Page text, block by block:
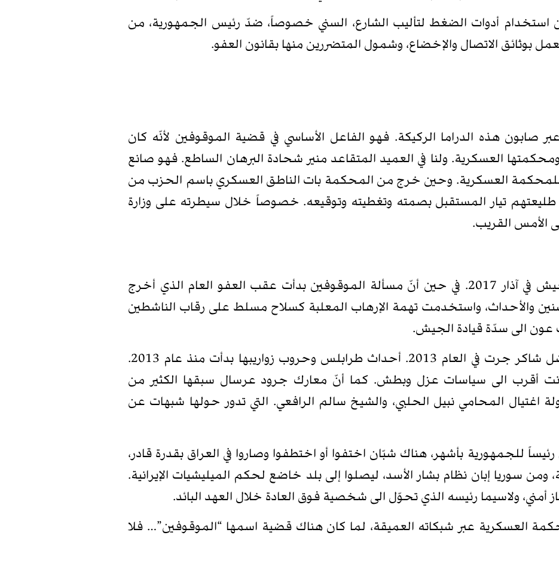
أدوات الضغط لتأليب الشارع، السني خصوصاً، ضدّ رئيس الجمهورية، من
بوثائق الاتصال والإخضاع، وشمول المتضررين منها بقانون العفو.
هذه الدراما الركيكة. فهو الفاعل الأساسي في قضية الموقوفين لأنّه كان
العسكرية. ولنا في العميد المتقاعد منير شحادة البرهان الساطع. فهو صانع
للمحكمة العسكرية. وحين خرج من المحكمة بات الناطق العسكري باسم الحزب من
تيار المستقبل بصمته وتغطيته وتوقيعه. خصوصاً خلال سيطرته على وزارة
الرئيس جوزاف عون عيّنته الحكومة قائداً للجيش في آذار 2017. في حين أنّ مسألة الموقوفين بدأت عقب العفو العام الذي أخرج
تتراكم عبر السنين والأحداث، واستخدمت تهمة الإرهاب المعلبة كسلاح مسلط على رقاب الناشطين
عون الى سدّة قيادة الجيش.
أحداث عبرا في صيدا، واعتقال أحمد الأسير وفضل شاكر جرت في العام 2013. أحداث طرابلس وحروب زواريبها بدأت منذ عام 2013.
أقرب الى سياسات عزل وبطش. كما أنّ معارك جرود عرسال سبقها الكثير من
اغتيال المحامي نبيل الحلبي، والشيخ سالم الرافعي. التي تدور حولها شبهات عن
للجمهورية بأشهر، هناك شبّان اختفوا أو اختطفوا وصاروا في العراق بقدرة قادر،
سوريا إبان نظام بشار الأسد، ليصلوا إلى بلد خاضع لحكم الميليشيات الإيرانية.
ولاسيما رئيسه الذي تحوّل الى شخصية فوق العادة خلال العهد البائد.
العسكرية عبر شبكاته العميقة، لما كان هناك قضية اسمها “الموقوفين”… فلا